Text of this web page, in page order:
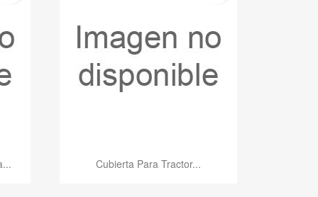
Vista rápida
Cubierta Para Tractor...